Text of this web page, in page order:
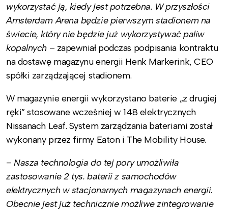
wykorzystać ją, kiedy jest potrzebna. W przyszłości
Amsterdam Arena będzie pierwszym stadionem na
świecie, który nie będzie już wykorzystywać paliw
kopalnych – zapewniał podczas podpisania kontraktu
na dostawę magazynu energii Henk Markerink, CEO
spółki zarządzającej stadionem.
W magazynie energii wykorzystano baterie „z drugiej
ręki” stosowane wcześniej w 148 elektrycznych
Nissanach Leaf. System zarządzania bateriami został
wykonany przez firmy Eaton i The Mobility House.
–Nasza technologia do tej pory umożliwiła
zastosowanie 2 tys. baterii z samochodów
elektrycznych w stacjonarnych magazynach energii.
Obecnie jest już technicznie możliwe zintegrowanie